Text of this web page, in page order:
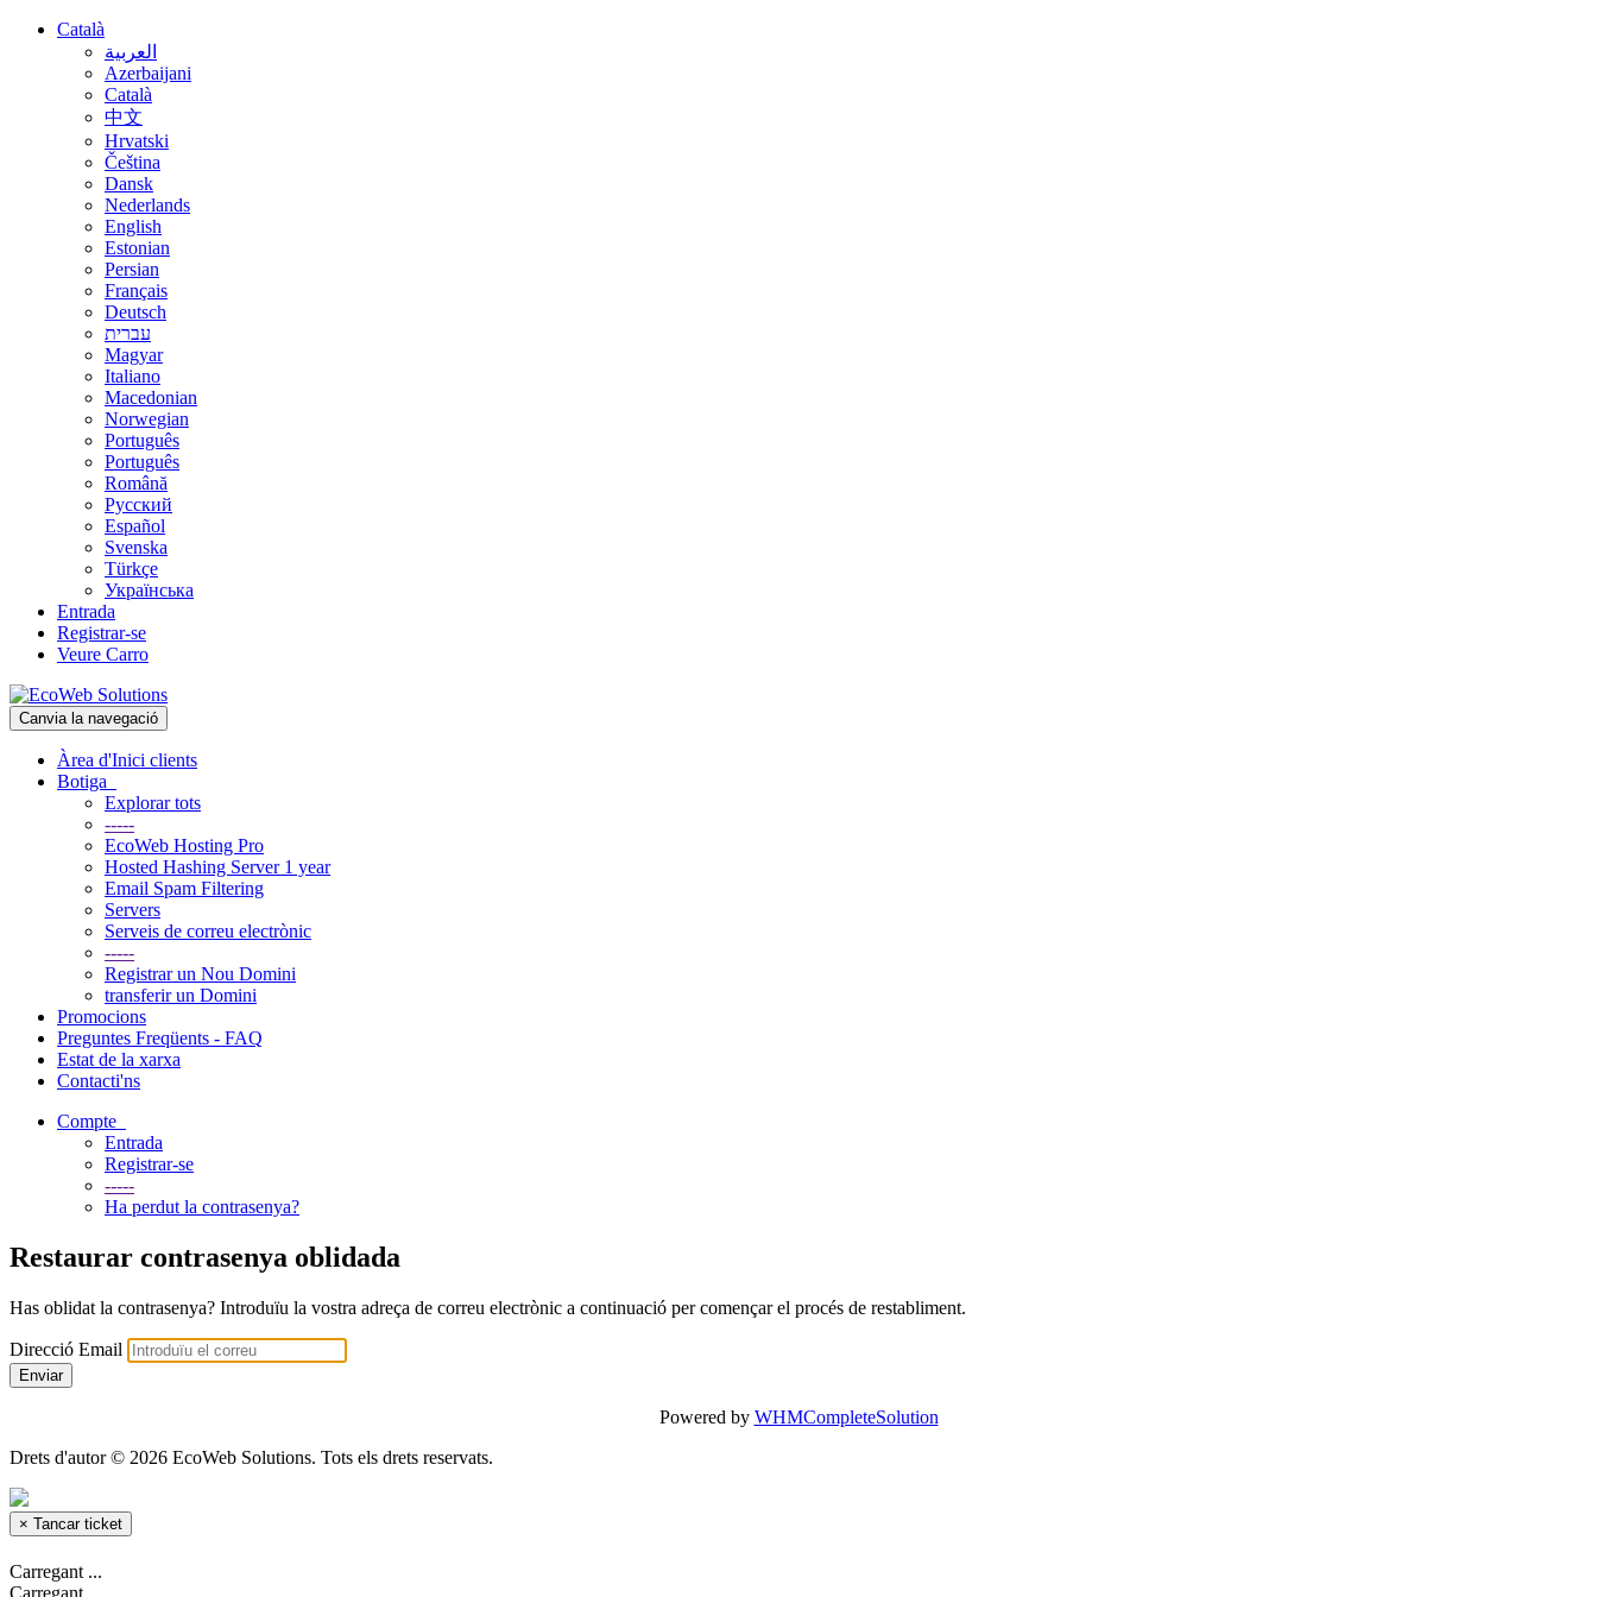
Català
العربية
Azerbaijani
Català
中文
Hrvatski
Čeština
Dansk
Nederlands
English
Estonian
Persian
Français
Deutsch
עברית
Magyar
Italiano
Macedonian
Norwegian
Português
Português
Română
Русский
Español
Svenska
Türkçe
Українська
Entrada
Registrar-se
Veure Carro
Canvia la navegació
Àrea d'Inici clients
Botiga
Explorar tots
-----
EcoWeb Hosting Pro
Hosted Hashing Server 1 year
Email Spam Filtering
Servers
Serveis de correu electrònic
-----
Registrar un Nou Domini
transferir un Domini
Promocions
Preguntes Freqüents - FAQ
Estat de la xarxa
Contacti'ns
Compte
Entrada
Registrar-se
-----
Ha perdut la contrasenya?
Restaurar contrasenya oblidada
Has oblidat la contrasenya? Introduïu la vostra adreça de correu electrònic a continuació per començar el procés de restabliment.
Direcció Email
Enviar
Powered by WHMCompleteSolution
Drets d'autor © 2026 EcoWeb Solutions. Tots els drets reservats.
× Tancar ticket
Carregant ...
Carregant ...